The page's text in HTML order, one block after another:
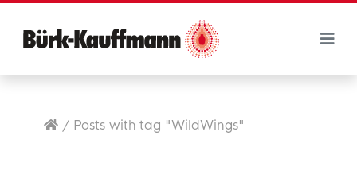
/ Posts with tag "WildWings"